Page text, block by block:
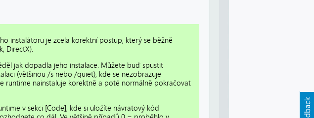
instalátoru je zcela korektní postup, který se běžně
DirectX).
jak dopadla jeho instalace. Můžete buď spustit
(většinou /s nebo /quiet), kde se nezobrazuje
runtime nainstaluje korektně a poté normálně pokračovat
v sekci [Code], kde si uložíte návratový kód